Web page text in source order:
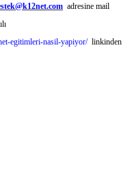
adresine mail
egitimleri-nasil-yapiyor/linkinden